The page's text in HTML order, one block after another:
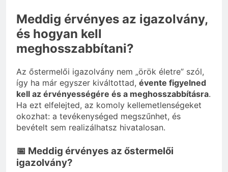
Meddig érvényes az igazolvány,
és hogyan kell
meghosszabbítani?
Az őstermelői igazolvány nem „örök életre” szól,
így ha már egyszer kiváltottad, évente figyelned
kell az érvényességére és a meghosszabbításra.
Ha ezt elfelejted, az komoly kellemetlenségeket
okozhat: a tevékenységed megszűnhet, és
bevételt sem realizálhatsz hivatalosan.
📅 Meddig érvényes az őstermelői
igazolvány?